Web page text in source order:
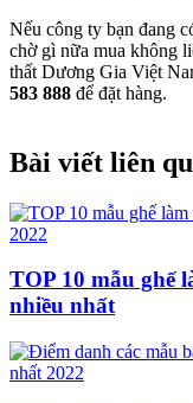
Nếu công ty bạn đang
chờ gì nữa mua không
thất Dương Gia Việt
583 888 để đặt hàng.
Bài viết liên
TOP 10 mẫu ghế
nhiều nhất